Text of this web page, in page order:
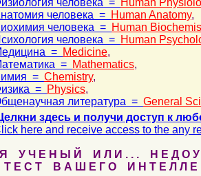
человека = Human
человека = Human Anatomy,
человека = Human
человека = Human
= Medicine,
= Mathematics,
= Chemistry,
= Physics,
литература = General
здесь и получи доступ к
here and receive access to the any
У Ч Е Н Ы Й И Л И . . . Н Е Д О У
Е С Т В А Ш Е Г О И Н Т Е Л Л Е